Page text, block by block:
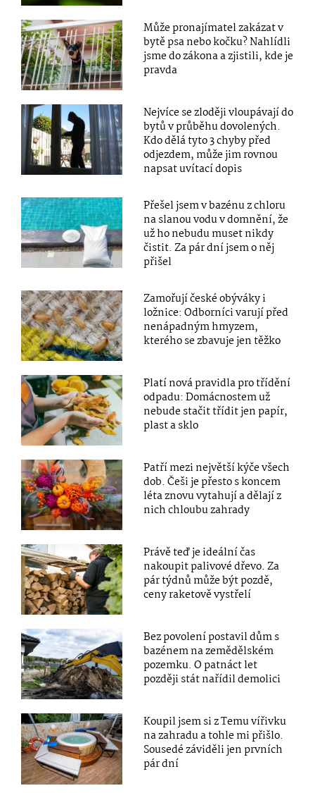
Může pronajímatel zakázat v
bytě psa nebo kočku? Nahlídli
jsme do zákona a zjistili, kde je
pravda
Nejvíce se zloději vloupávají do
bytů v průběhu dovolených.
Kdo dělá tyto 3 chyby před
odjezdem, může jim rovnou
napsat uvítací dopis
Přešel jsem v bazénu z chloru
na slanou vodu v domnění, že
už ho nebudu muset nikdy
čistit. Za pár dní jsem o něj
přišel
Zamořují české obýváky i
ložnice: Odborníci varují před
nenápadným hmyzem,
kterého se zbavuje jen těžko
Platí nová pravidla pro třídění
odpadu: Domácnostem už
nebude stačit třídit jen papír,
plast a sklo
Patří mezi největší kýče všech
dob. Češi je přesto s koncem
léta znovu vytahují a dělají z
nich chloubu zahrady
Právě teď je ideální čas
nakoupit palivové dřevo. Za
pár týdnů může být pozdě,
ceny raketově vystřelí
Bez povolení postavil dům s
bazénem na zemědělském
pozemku. O patnáct let
později stát nařídil demolici
Koupil jsem si z Temu vířivku
na zahradu a tohle mi přišlo.
Sousedé záviděli jen prvních
pár dní